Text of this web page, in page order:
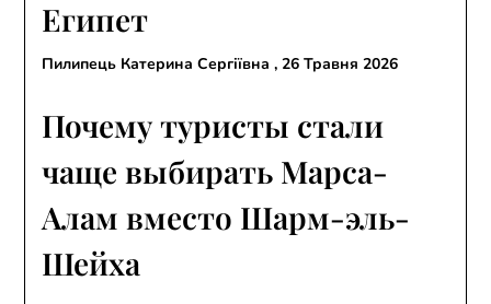
Египет
Пилипець Катерина Сергіївна ,26 Травня 2026
Почему туристы стали
чаще выбирать Марса-
Алам вместо Шарм-эль-
Шейха